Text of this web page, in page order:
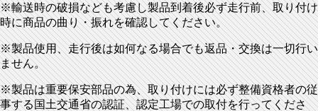
※輸送時の破損なども考慮し製品到着後必ず走行前、取り付け
時に商品の曲り・振れを確認してください。
※製品使用、走行後は如何なる場合でも返品・交換は一切行い
ません。
※製品は重要保安部品の為、取り付けには必ず整備資格者の従
事する国土交通省の認証、認定工場での取付を行ってくださ